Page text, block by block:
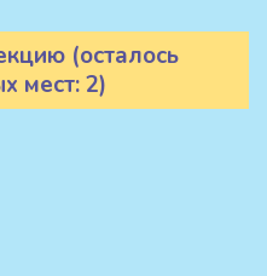
(осталось
мест: 2)